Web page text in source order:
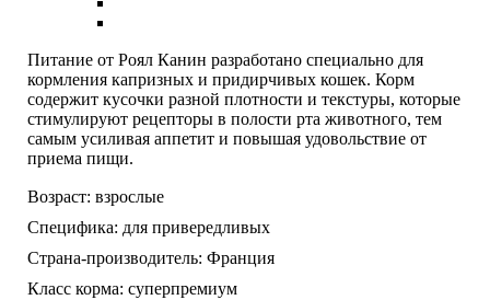
Питание от Роял Канин разработано специально для
кормления капризных и придирчивых кошек. Корм
содержит кусочки разной плотности и текстуры, которые
стимулируют рецепторы в полости рта животного, тем
самым усиливая аппетит и повышая удовольствие от
приема пищи.
Возраст: взрослые
Специфика: для привередливых
Страна-производитель: Франция
Класс корма: суперпремиум